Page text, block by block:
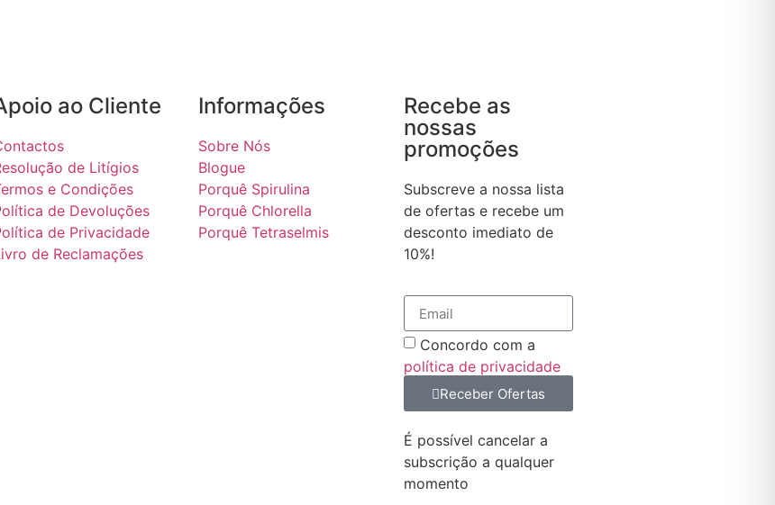
ao Cliente
de Litígios
e Condições
de Devoluções
de Privacidade
de Reclamações
Informações
Sobre Nós
Blogue
Porquê Spirulina
Porquê Chlorella
Porquê Tetraselmis
Recebe as
nossas
promoções
Subscreve a nossa lista
de ofertas e recebe um
desconto imediato de
10%!
Concordo com a
política de privacidade
Receber Ofertas
É possível cancelar a
subscrição a qualquer
momento